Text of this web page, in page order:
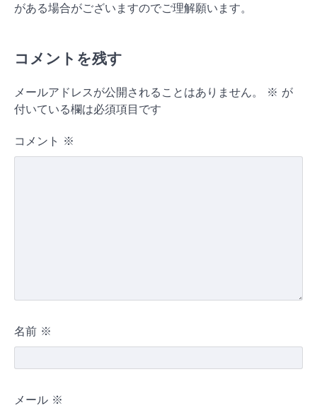
がある場合がございますのでご理解願います。
コメントを残す
メールアドレスが公開されることはありません。 ※ が
付いている欄は必須項目です
コメント ※
名前 ※
メール ※